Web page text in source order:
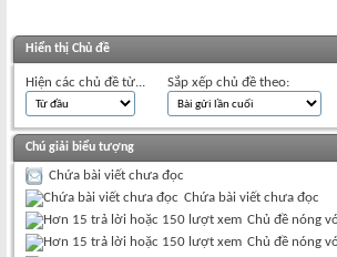
Hiển thị Chủ đề
Hiện các chủ đề từ... Sắp xếp chủ đề theo:
Chú giải biểu tượng
Chứa bài viết chưa đọc
Chứa bài viết chưa đọc
Chủ đề nóng
Chủ đề nóng